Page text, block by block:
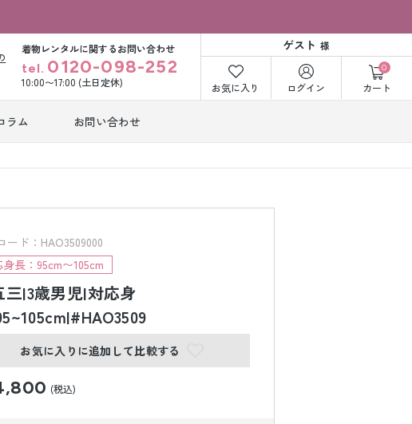
着物レンタルに関するお問い合わせ
tel. 0120-098-252
10:00〜17:00 (土日定休)
ゲスト 様
お気に入り ログイン
0
カート
ラム お問い合わせ
産着レンタル
レンタル
タル
色打掛&紋付袴
ード：HAO3509000
長：95cm〜105cm
三|3歳男児|対応身
お気に入りに追加して比較する
(税込)